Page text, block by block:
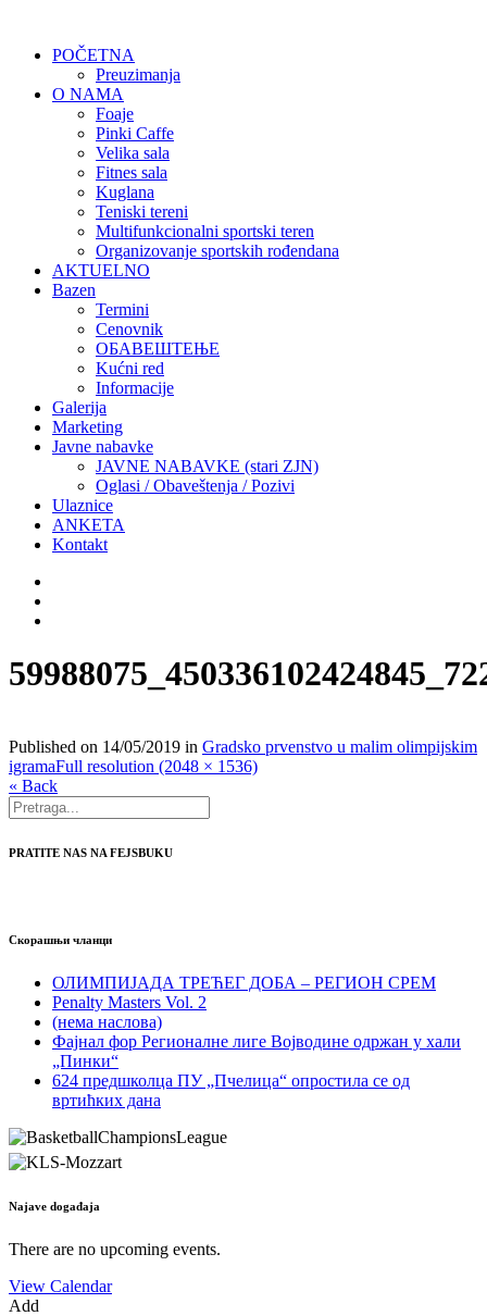
POČETNA
Preuzimanja
O NAMA
Foaje
Pinki Caffe
Velika sala
Fitnes sala
Kuglana
Teniski tereni
Multifunkcionalni sportski teren
Organizovanje sportskih rođendana
AKTUELNO
Bazen
Termini
Cenovnik
ОБАВЕШТЕЊЕ
Kućni red
Informacije
Galerija
Marketing
Javne nabavke
JAVNE NABAVKE (stari ZJN)
Oglasi / Obaveštenja / Pozivi
Ulaznice
ANKETA
Kontakt
Published on 14/05/2019 in Gradsko prvenstvo u malim olimpijskim
igramaFull resolution (2048 × 1536)
« Back
PRATITE NAS NA FEJSBUKU
Скорашњи чланци
ОЛИМПИЈАДА ТРЕЋЕГ ДОБА – РЕГИОН СРЕМ
Penalty Masters Vol. 2
(нема наслова)
Фајнал фор Регионалне лиге Војводине одржан у хали
„Пинки“
624 предшколца ПУ „Пчелица“ опростила се од
вртићких дана
Najave događaja
There are no upcoming events.
View Calendar
Add